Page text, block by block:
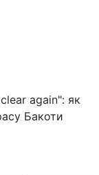
again": як
Бакоти